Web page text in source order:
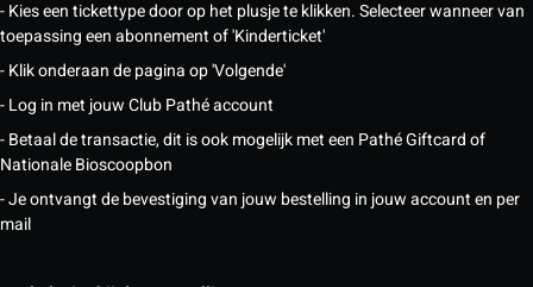
- Kies een tickettype door op het plusje te klikken. Selecteer wanneer van
toepassing een abonnement of 'Kinderticket'
- Klik onderaan de pagina op 'Volgende'
- Log in met jouw Club Pathé account
- Betaal de transactie, dit is ook mogelijk met een Pathé Giftcard of
Nationale Bioscoopbon
- Je ontvangt de bevestiging van jouw bestelling in jouw account en per
mail